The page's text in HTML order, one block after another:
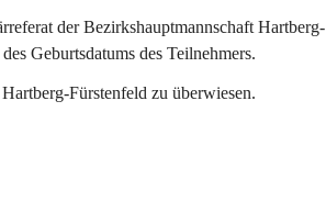
der Bezirkshauptmannschaft Hartberg-
Geburtsdatums des Teilnehmers.
Fürstenfeld zu überwiesen.